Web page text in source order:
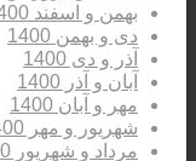
بهمن و اسفند 1400
دی و بهمن 1400
آذر و دی 1400
آبان و آذر 1400
مهر و آبان 1400
شهریور و مهر 1400
مرداد و شهریور 1400